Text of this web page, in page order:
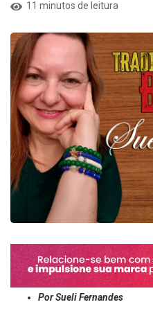
11 minutos de leitura
Por Sueli Fernandes